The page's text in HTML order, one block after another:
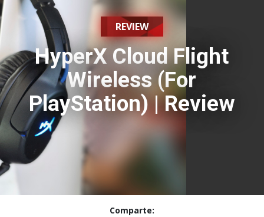
REVIEW
HyperX Cloud Flight
Wireless (For
PlayStation) | Review
Comparte: